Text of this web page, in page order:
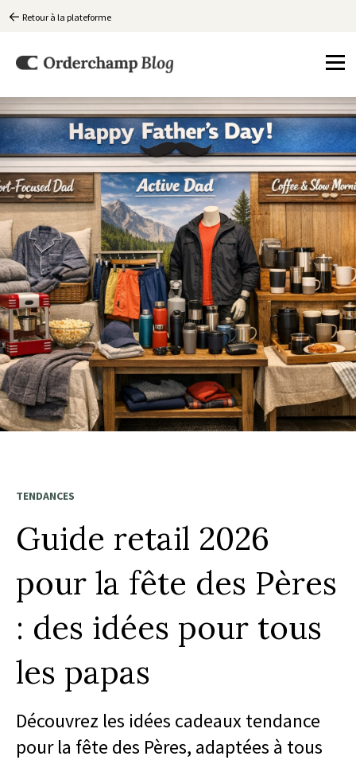
Retour à la plateforme
TENDANCES
Guide retail 2026
pour la fête des Pères
: des idées pour tous
les papas
Découvrez les idées cadeaux tendance
pour la fête des Pères, adaptées à tous